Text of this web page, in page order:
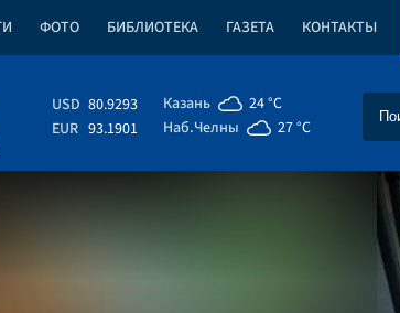
ФОТО БИБЛИОТЕКА ГАЗЕТА КОНТАКТЫ
USD 80.9293
EUR 93.1901
Казань
24 °C
Наб.Челны
27 °C